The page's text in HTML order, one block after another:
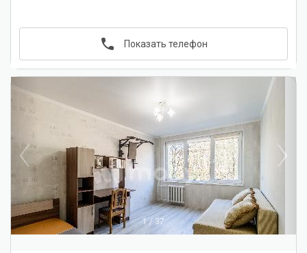
Показать телефон
1/ 37